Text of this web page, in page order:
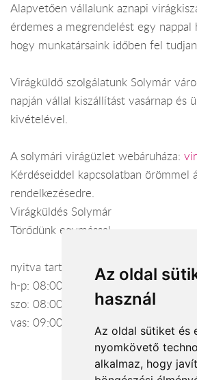
Az oldal
használ
Az oldal sütiket és
nyomkövető
alkalmaz, hogy
Alapvetően vállalunk aznapi
érdemes a megrendelést egy nappal
hogy munkatársaink időben fel
Virágküldő szolgálatunk Solymár
napján vállal kiszállítást vasárnap és
kivételével.
A solymári virágüzlet webáruháza:
Kérdéseiddel kapcsolatban örömmel
rendelkezésedre.
Virágküldés Solymár
Törődünk egymással
nyitva tartás:
h-p: 08:00-20:00
szo: 08:00-20:00
vas: 09:00-16:00